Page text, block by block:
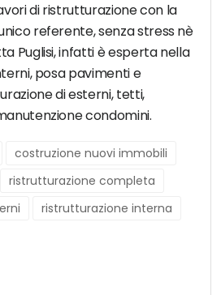
di ristrutturazione con la
referente, senza stress nè
Puglisi, infatti è esperta nella
posa pavimenti e
di esterni, tetti,
condomini.
costruzione nuovi immobili
ristrutturazione completa
ristrutturazione interna